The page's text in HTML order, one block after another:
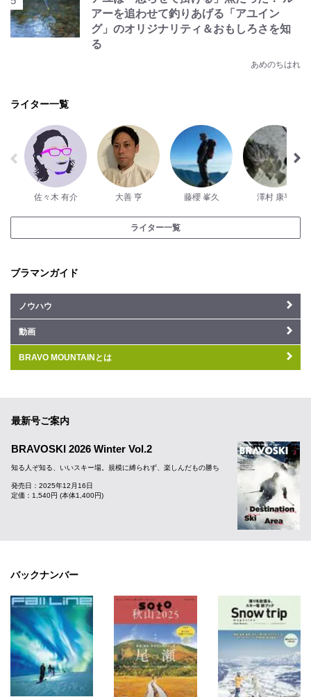
アーを追わせて釣りあげる「アユイン
グ」のオリジナリティ＆おもしろさを知
る
あめのちはれ
ライター一覧
佐々木 有介 大善 亨 藤櫻 峯久 澤村 康平
ライター一覧
ブラマンガイド
ノウハウ
動画
BRAVO MOUNTAINとは
最新号ご案内
BRAVOSKI 2026 Winter Vol.2
知る人ぞ知る、いいスキー場。規模に縛られず、楽しんだもの勝ち
発売日：2025年12月16日
定価：1,540円 (本体1,400円)
バックナンバー